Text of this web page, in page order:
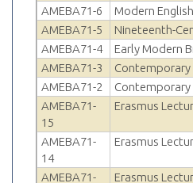
AMEBA71-6
Modern
AMEBA71-5
Nineteenth-
AMEBA71-4
Early Modern
AMEBA71-3
Contemporary
AMEBA71-2
Contemporary
AMEBA71-
15
Erasmus
AMEBA71-
14
Erasmus
AMEBA71- Erasmus